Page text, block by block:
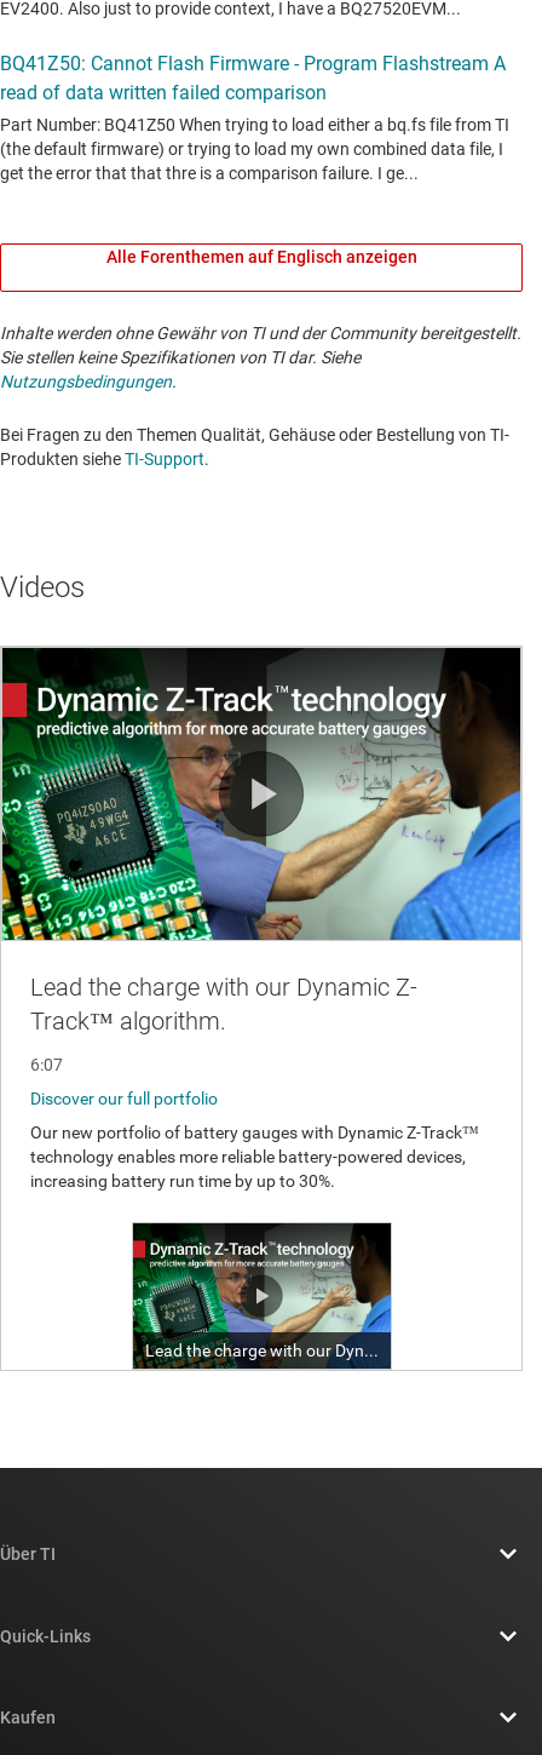
Alle Forenthemen auf Englisch anzeigen
Inhalte werden ohne Gewähr von TI und der Community bereitgestellt.
Sie stellen keine Spezifikationen von TI dar. Siehe
Nutzungsbedingungen.
Bei Fragen zu den Themen Qualität, Gehäuse oder Bestellung von TI-
Produkten sieheTI-Support. ​​​​​​​​​​​​​​
Videos
Über TI
Newsroom
Quick-Links
Kaufen